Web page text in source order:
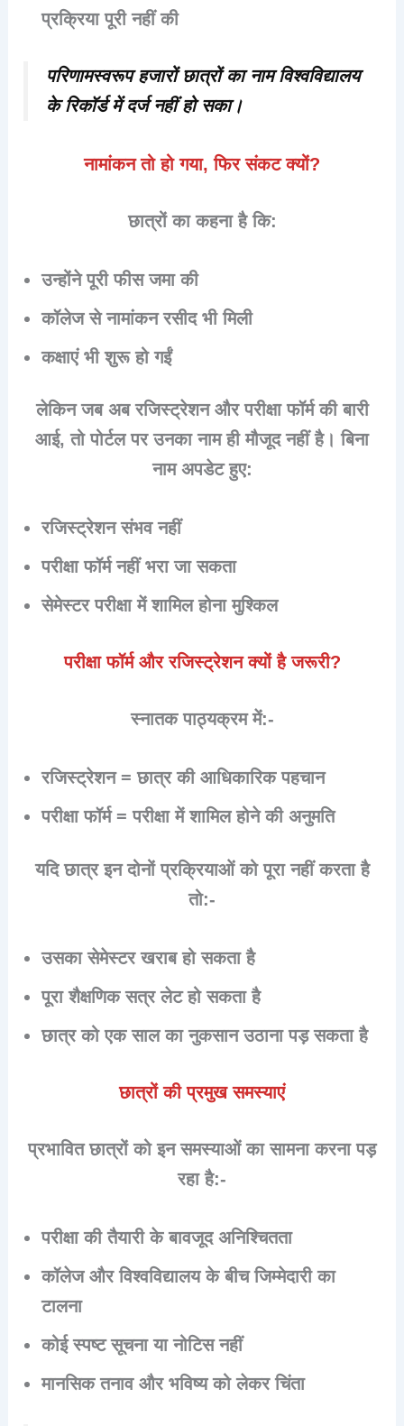
प्रक्रिया पूरी नहीं की
परिणामस्वरूप हजारों छात्रों का नाम विश्वविद्यालय
के रिकॉर्ड में दर्ज नहीं हो सका।
नामांकन तो हो गया, फिर संकट क्यों?
छात्रों का कहना है कि:
उन्होंनेपूरी फीस जमा की
कॉलेज सेनामांकन रसीद भी मिली
कक्षाएं भी शुरू हो गईं
लेकिन जब अबरजिस्ट्रेशन और परीक्षा फॉर्मकी बारी
आई, तो पोर्टल पर उनका नाम ही मौजूद नहीं है। बिना
नाम अपडेट हुए:
रजिस्ट्रेशन संभव नहीं
परीक्षा फॉर्म नहीं भरा जा सकता
सेमेस्टर परीक्षा में शामिल होना मुश्किल
परीक्षा फॉर्म और रजिस्ट्रेशन क्यों है जरूरी?
स्नातक पाठ्यक्रम में:-
रजिस्ट्रेशन= छात्र की आधिकारिक पहचान
परीक्षा फॉर्म= परीक्षा में शामिल होने की अनुमति
यदि छात्र इन दोनों प्रक्रियाओं को पूरा नहीं करता है
तो:-
उसकासेमेस्टर खराबहो सकता है
पूराशैक्षणिक सत्र लेटहो सकता है
छात्र कोएक साल का नुकसानउठाना पड़ सकता है
छात्रों की प्रमुख समस्याएं
प्रभावित छात्रों को इन समस्याओं का सामना करना पड़
रहा है:-
परीक्षा की तैयारी के बावजूदअनिश्चितता
कॉलेज और विश्वविद्यालय के बीचजिम्मेदारी का
टालना
कोईस्पष्ट सूचना या नोटिसनहीं
मानसिक तनाव और भविष्य को लेकर चिंता